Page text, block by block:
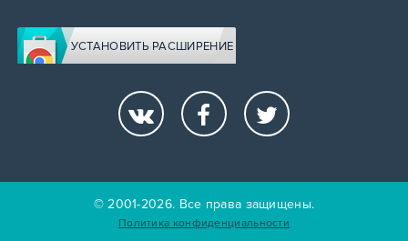
УСТАНОВИТЬ РАСШИРЕНИЕ
© 2001-2026. Все права защищены.
Политика конфиденциальности